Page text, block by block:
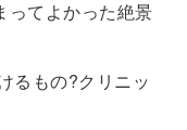
ってよかった絶景
るもの?クリニッ